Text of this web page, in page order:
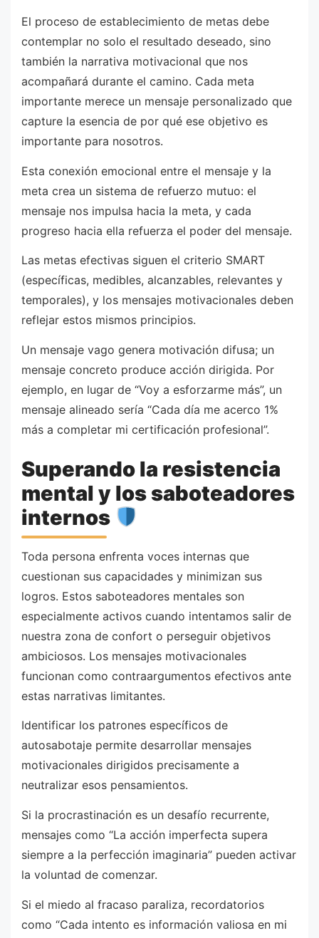
El proceso de establecimiento de metas debe
contemplar no solo el resultado deseado, sino
también la narrativa motivacional que nos
acompañará durante el camino. Cada meta
importante merece un mensaje personalizado que
capture la esencia de por qué ese objetivo es
importante para nosotros.
Esta conexión emocional entre el mensaje y la
meta crea un sistema de refuerzo mutuo: el
mensaje nos impulsa hacia la meta, y cada
progreso hacia ella refuerza el poder del mensaje.
Las metas efectivas siguen el criterio SMART
(específicas, medibles, alcanzables, relevantes y
temporales), y los mensajes motivacionales deben
reflejar estos mismos principios.
Un mensaje vago genera motivación difusa; un
mensaje concreto produce acción dirigida. Por
ejemplo, en lugar de “Voy a esforzarme más”, un
mensaje alineado sería “Cada día me acerco 1%
más a completar mi certificación profesional”.
Superando la resistencia
mental y los saboteadores
internos
Toda persona enfrenta voces internas que
cuestionan sus capacidades y minimizan sus
logros. Estos saboteadores mentales son
especialmente activos cuando intentamos salir de
nuestra zona de confort o perseguir objetivos
ambiciosos. Los mensajes motivacionales
funcionan como contraargumentos efectivos ante
estas narrativas limitantes.
Identificar los patrones específicos de
autosabotaje permite desarrollar mensajes
motivacionales dirigidos precisamente a
neutralizar esos pensamientos.
Si la procrastinación es un desafío recurrente,
mensajes como “La acción imperfecta supera
siempre a la perfección imaginaria” pueden activar
la voluntad de comenzar.
Si el miedo al fracaso paraliza, recordatorios
como “Cada intento es información valiosa en mi